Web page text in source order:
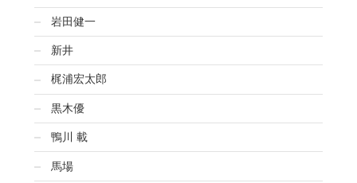
岩田健一
新井
梶浦宏太郎
黒木優
鴨川 載
馬場